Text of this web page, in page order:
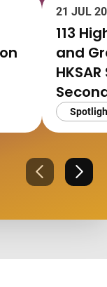
21 JUL
113
and
PreviousNext